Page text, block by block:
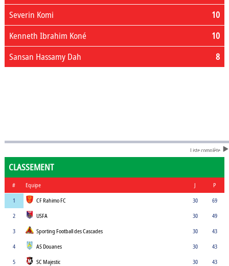
10
Severin Komi
10
Kenneth Ibrahim Koné
8
Sansan Hassamy Dah
Liste complète
CLASSEMENT
# Equipe J
P
1
CF Rahimo FC 30
69
2
USFA 30
49
3
Sporting Football des Cascades 30
43
4
AS Douanes 30
43
5
SC Majestic 30
43